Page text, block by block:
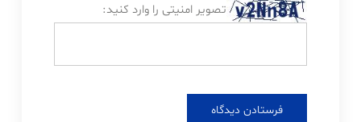
تصویر امنیتی را وارد کنید: